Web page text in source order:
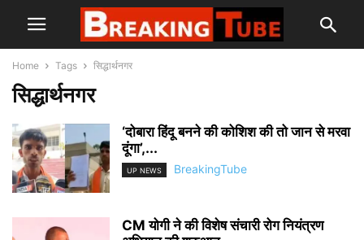
Home Tags सिद्धार्थनगर
सिद्धार्थनगर
‘दोबारा हिंदू बनने की कोशिश की तो जान से मरवा
दूंगा’,...
UP NEWS BreakingTube
CM योगी ने की विशेष संचारी रोग नियंत्रण